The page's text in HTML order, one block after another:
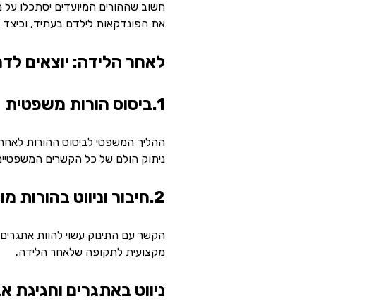
חשוב שההורים המיועדים יסתכלו
את הפונדקאות לילדם בעתיד,
לאחר הלידה: יוצאים
1.ביסוס הורות משפטית
ההליך המשפטי לביסוס ההורות
ניתוק הולם של כל הקשרים
2.חיבור וניווט בהורות מוקדמת
הקשר עם התינוק עשוי להוות
מקצועית לתקופה שלאחר הלידה.
ניווט באתגרים וחגיגת